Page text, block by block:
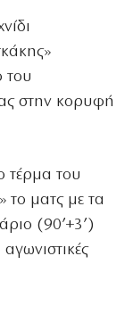
του
στην κορυφή
τέρμα του
το ματς με τα
(90’+3’)